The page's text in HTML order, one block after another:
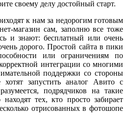
своему делу достойный старт.
к нам за недорогим готовым
магазин сам, заполню все тоже
и знают: бесплатный или очень
дорого. Простой сайта в пики
или ограничениям по
интеграции со многими
поддержки со стороны
хотят запустить аналог Авито с
подрядчиков на такие
тех, кто просто забирает
отрисованных в фотошопе